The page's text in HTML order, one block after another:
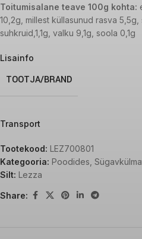
Toitumisalane teave 100g kohta:
10,2g, millest küllasunud rasva
suhkruid,1,1g, valku 9,1g, soola 0,1g
Lisainfo
TOOTJA/BRAND
Transport
Tootekood: LEZ700801
Kategooria: Poodides
Silt: Lezza
Share: